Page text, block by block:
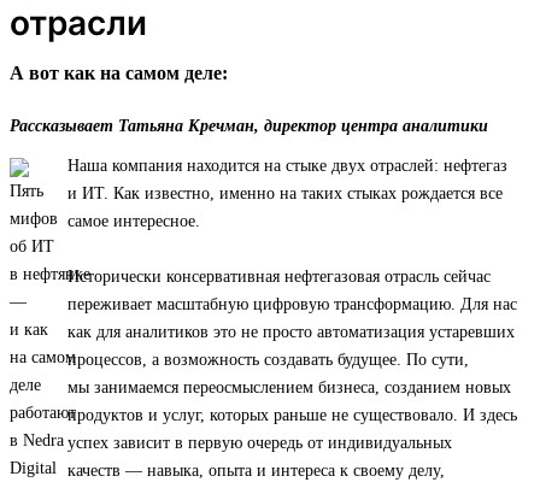
отрасли
А вот как на самом деле:
Рассказывает Татьяна Кречман, директор центра аналитики
Наша компания находится на стыке двух отраслей: нефтегаз
и ИТ. Как известно, именно на таких стыках рождается все
самое интересное.
Исторически консервативная нефтегазовая отрасль сейчас
переживает масштабную цифровую трансформацию. Для нас
как для аналитиков это не просто автоматизация устаревших
процессов, а возможность создавать будущее. По сути,
мы занимаемся переосмыслением бизнеса, созданием новых
продуктов и услуг, которых раньше не существовало. И здесь
успех зависит в первую очередь от индивидуальных
качеств — навыка, опыта и интереса к своему делу,